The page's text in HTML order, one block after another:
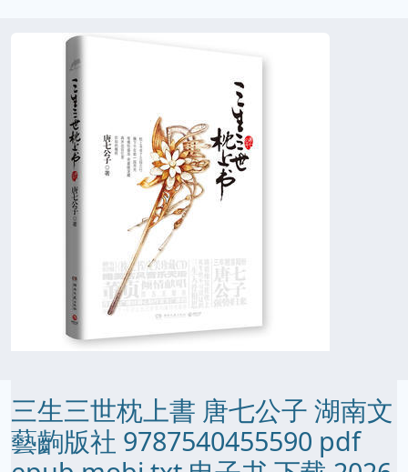
三生三世枕上書 唐七公子 湖南文
藝齣版社 9787540455590 pdf